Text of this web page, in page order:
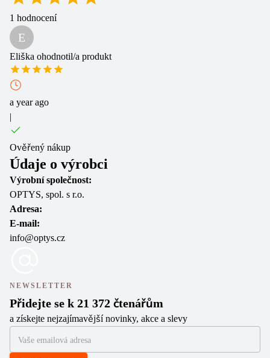
1 hodnocení
E
Eliška ohodnotil/a produkt
a year ago
|
Ověřený nákup
Údaje o výrobci
Výrobní společnost:
OPTYS, spol. s r.o.
Adresa:
E-mail:
info@optys.cz
NEWSLETTER
Přidejte se k 21 372 čtenářům
a získejte nejzajímavější novinky, akce a slevy